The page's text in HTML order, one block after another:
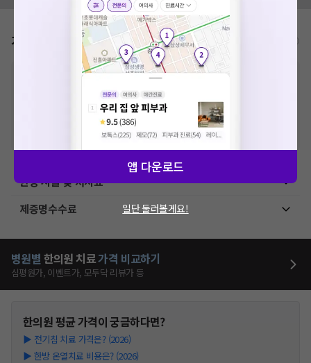
가격표 비급여/급여 진료란?
비급여 항목의 경우, 추가비용 등으로 실제 가격과 상이할 수 있으니, 정확
건강보험심사평가원
에 고지되어 있는 급여 진료 기준 가
격입니다. (진료와 연관된 복합적인 비용이 추가되어, 병원마다 금액이 다르게
산정될 수 있는 점 참고 바랍니다.)
VAT 포함
한방 시술 및 처치료
제증명수수료
병원별 한의원 치료가격 비교하기
심평원가, 이벤트가, 모두닥 리뷰가 등
한의원평균 가격이 궁금하다면?
▶ 전기침 치료 가격은? (2026)
▶ 한방 온열치료 비용은? (2026)
앱 다운로드
일단 둘러볼게요!